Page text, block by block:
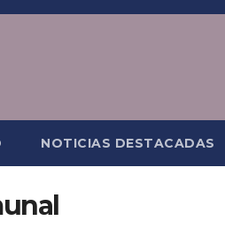
NOTICIAS DESTACADAS